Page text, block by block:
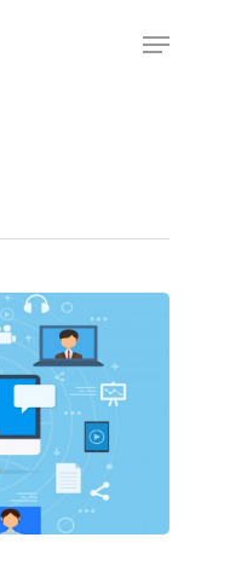
close